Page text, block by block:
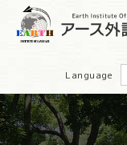
Language